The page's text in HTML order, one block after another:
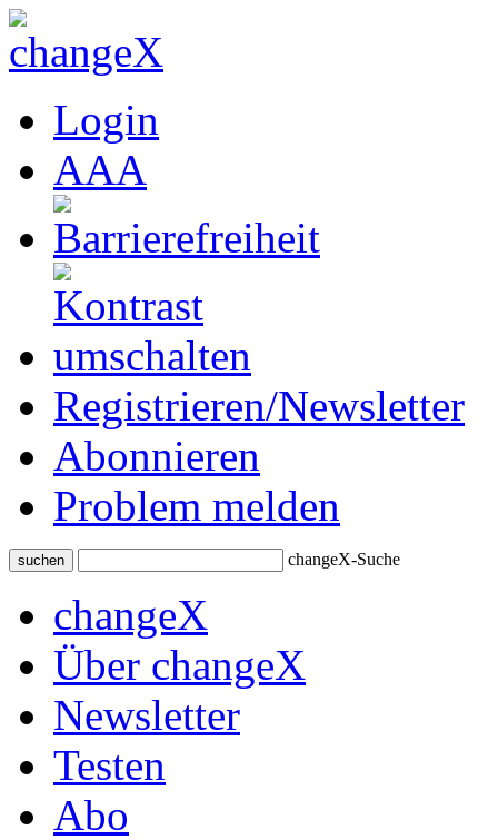
Login
AAA
Registrieren/Newsletter
Abonnieren
Problem melden
suchen changeX-Suche
changeX
Über changeX
Newsletter
Testen
Abo